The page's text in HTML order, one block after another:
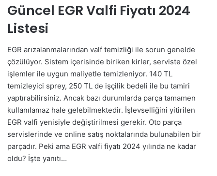
Güncel EGR Valfi Fiyatı 2024
Listesi
EGR arızalanmalarından valf temizliği ile sorun genelde
çözülüyor. Sistem içerisinde biriken kirler, serviste özel
işlemler ile uygun maliyetle temizleniyor. 140 TL
temizleyici sprey, 250 TL de işçilik bedeli ile bu tamiri
yaptırabilirsiniz. Ancak bazı durumlarda parça tamamen
kullanılamaz hale gelebilmektedir. İşlevselliğini yitirilen
EGR valfi yenisiyle değiştirilmesi gerekir. Oto parça
servislerinde ve online satış noktalarında bulunabilen bir
parçadır. Peki ama EGR valfi fiyatı 2024 yılında ne kadar
oldu? İşte yanıtı…